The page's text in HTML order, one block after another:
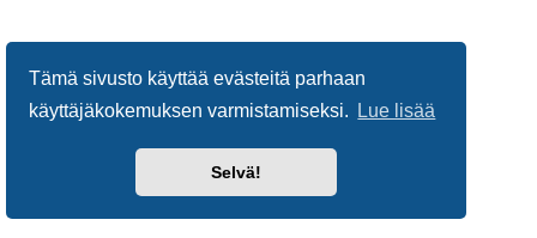
Tämä sivusto käyttää evästeitä parhaan
käyttäjäkokemuksen varmistamiseksi.
Lue lisää
Selvä!